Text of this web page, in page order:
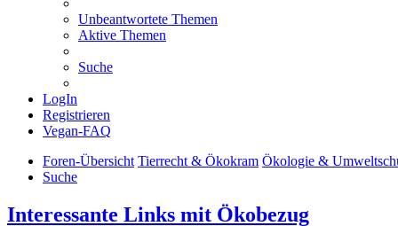
Unbeantwortete Themen
Aktive Themen
Suche
LogIn
Registrieren
Vegan-FAQ
Foren-Übersicht Tierrecht & Ökokram Ökologie &
Suche
Interessante Links mit Ökobezug